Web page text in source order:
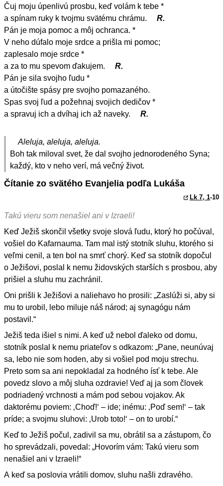
Čuj moju úpenlivú prosbu, keď volám k tebe *
a spínam ruky k tvojmu svätému chrámu.
R.
Pán je moja pomoc a môj ochranca. *
V neho dúfalo moje srdce a prišla mi pomoc;
zaplesalo moje srdce *
a za to mu spevom ďakujem.
R.
Pán je sila svojho ľudu *
a útočište spásy pre svojho pomazaného.
Spas svoj ľud a požehnaj svojich dedičov *
a spravuj ich a dvíhaj ich až naveky.
R.
Aleluja, aleluja, aleluja.
Boh tak miloval svet, že dal svojho jednorodeného Syna;
každý, kto v neho verí, má večný život.
Čítanie zo svätého Evanjelia podľa Lukáša
Lk 7, 1-10
Takú vieru som nenašiel ani v Izraeli!
Keď Ježiš skončil všetky svoje slová ľudu, ktorý ho počúval,
vošiel do Kafarnauma. Tam mal istý stotník sluhu, ktorého si
veľmi cenil, a ten bol na smrť chorý. Keď sa stotník dopočul
o Ježišovi, poslal k nemu židovských starších s prosbou, aby
prišiel a sluhu mu zachránil.
Oni prišli k Ježišovi a naliehavo ho prosili: „Zaslúži si, aby si
mu to urobil, lebo miluje náš národ; aj synagógu nám
postavil.“
Ježiš teda išiel s nimi. A keď už nebol ďaleko od domu,
stotník poslal k nemu priateľov s odkazom: „Pane, neunúvaj
sa, lebo nie som hoden, aby si vošiel pod moju strechu.
Preto som sa ani nepokladal za hodného ísť k tebe. Ale
povedz slovo a môj sluha ozdravie! Veď aj ja som človek
podriadený vrchnosti a mám pod sebou vojakov. Ak
daktorému poviem: ‚Choď!‘ – ide; inému: ‚Poď sem!‘ – tak
príde; a svojmu sluhovi: ‚Urob toto!‘ – on to urobí.“
Keď to Ježiš počul, zadivil sa mu, obrátil sa a zástupom, čo
ho sprevádzali, povedal: „Hovorím vám: Takú vieru som
nenašiel ani v Izraeli!“
A keď sa poslovia vrátili domov, sluhu našli zdravého.